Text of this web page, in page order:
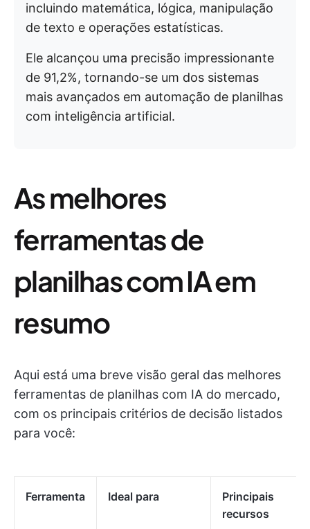
incluindo matemática, lógica, manipulação
de texto e operações estatísticas.
Ele alcançou uma precisão impressionante
de 91,2%, tornando-se um dos sistemas
mais avançados em automação de planilhas
com inteligência artificial.
As melhores
ferramentas de
planilhas com IA em
resumo
Aqui está uma breve visão geral das melhores
ferramentas de planilhas com IA do mercado,
com os principais critérios de decisão listados
para você:
Ferramenta Ideal para
Principais
recursos